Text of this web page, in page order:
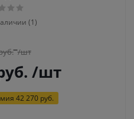
(1)
/шт
/шт
42 270 руб.